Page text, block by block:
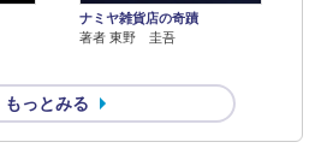
ナミヤ雑貨店の奇蹟
著者 東野 圭吾
もっとみる